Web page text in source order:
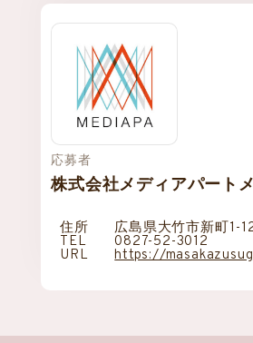
応募者
株式会社メディアパート
住所 広島県大竹市新町1-
TEL 0827-52-3012
URL https://